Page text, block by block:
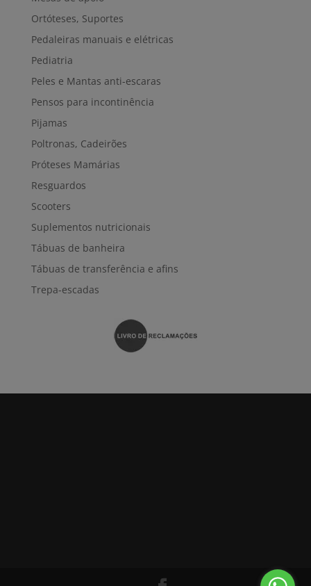
Ortóteses, Suportes
Pedaleiras manuais e elétricas
Pediatria
Peles e Mantas anti-escaras
Pensos para incontinência
Pijamas
Poltronas, Cadeirões
Próteses Mamárias
Resguardos
Scooters
Suplementos nutricionais
Tábuas de banheira
Tábuas de transferência e afins
Trepa-escadas